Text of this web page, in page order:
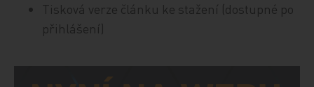
Tisková verze článku ke stažení (dostupné po
přihlášení)